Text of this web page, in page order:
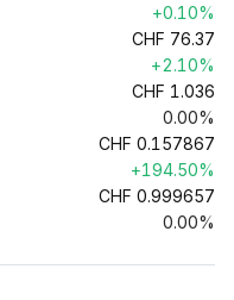
+0.10%
CHF 76.37
+2.10%
CHF 1.036
0.00%
CHF 0.157867
+194.50%
CHF 0.999657
0.00%